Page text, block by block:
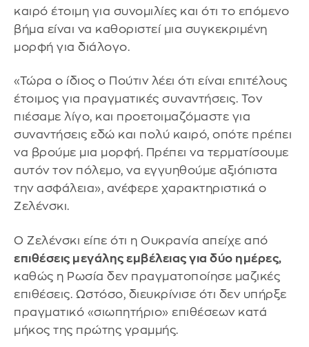
καιρό έτοιμη για συνομιλίες και ότι το επόμενο
βήμα είναι να καθοριστεί μια συγκεκριμένη
μορφή για διάλογο.
«Τώρα ο ίδιος ο Πούτιν λέει ότι είναι επιτέλους
έτοιμος για πραγματικές συναντήσεις. Τον
πιέσαμε λίγο, και προετοιμαζόμαστε για
συναντήσεις εδώ και πολύ καιρό, οπότε πρέπει
να βρούμε μια μορφή. Πρέπει να τερματίσουμε
αυτόν τον πόλεμο, να εγγυηθούμε αξιόπιστα
την ασφάλεια», ανέφερε χαρακτηριστικά ο
Ζελένσκι.
Ο Ζελένσκι είπε ότι η Ουκρανία απείχε από
επιθέσεις μεγάλης εμβέλειας για δύο ημέρες,
καθώς η Ρωσία δεν πραγματοποίησε μαζικές
επιθέσεις. Ωστόσο, διευκρίνισε ότι δεν υπήρξε
πραγματικό «σιωπητήριο» επιθέσεων κατά
μήκος της πρώτης γραμμής.